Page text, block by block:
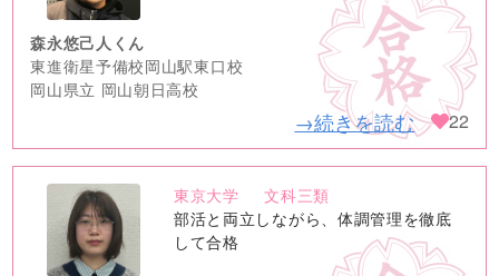
森永悠己人くん
東進衛星予備校岡山駅東口校
岡山県立 岡山朝日高校
→続きを読む 22
no
image
東京大学
文科三類
部活と両立しながら、体調管理を徹底
して合格